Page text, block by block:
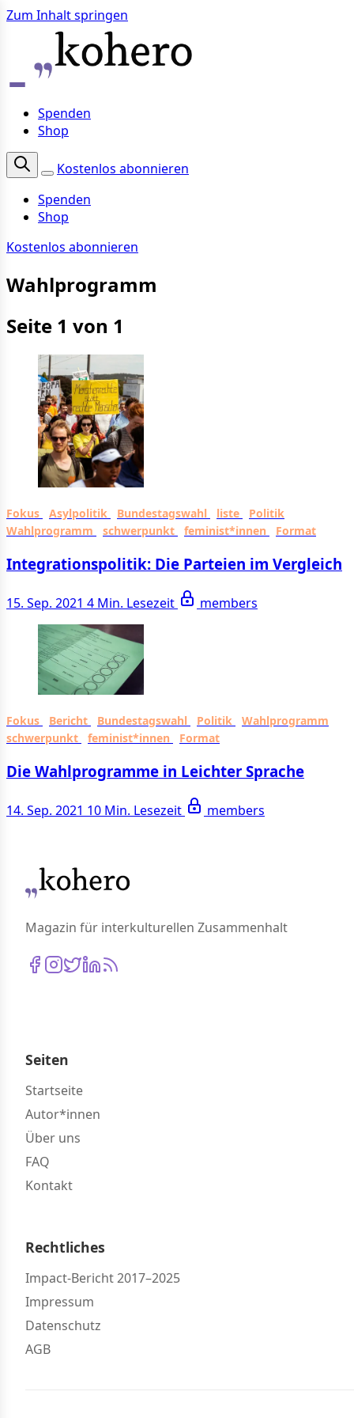
Zum Inhalt springen
Spenden
Shop
Kostenlos abonnieren
Spenden
Shop
Kostenlos abonnieren
Wahlprogramm
Seite 1 von 1
Fokus Asylpolitik Bundestagswahl liste
Politik
Wahlprogramm
schwerpunkt feminist*innen Format
Integrationspolitik: Die Parteien im Vergleich
15. Sep. 2021 4 Min. Lesezeit members
Fokus Bericht Bundestagswahl Politik
Wahlprogramm
schwerpunkt
feminist*innen Format
Die Wahlprogramme in Leichter Sprache
14. Sep. 2021 10 Min. Lesezeit members
Magazin für interkulturellen Zusammenhalt
Seiten
Startseite
Autor*innen
Über uns
FAQ
Kontakt
Rechtliches
Impact-Bericht 2017–2025
Impressum
Datenschutz
AGB